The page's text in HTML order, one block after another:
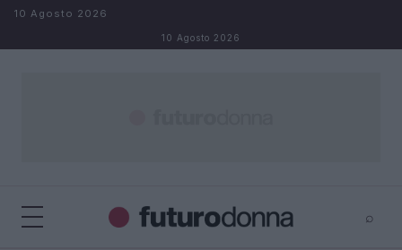
Salta al contenuto
10 Agosto 2026
10 Agosto 2026
⌕